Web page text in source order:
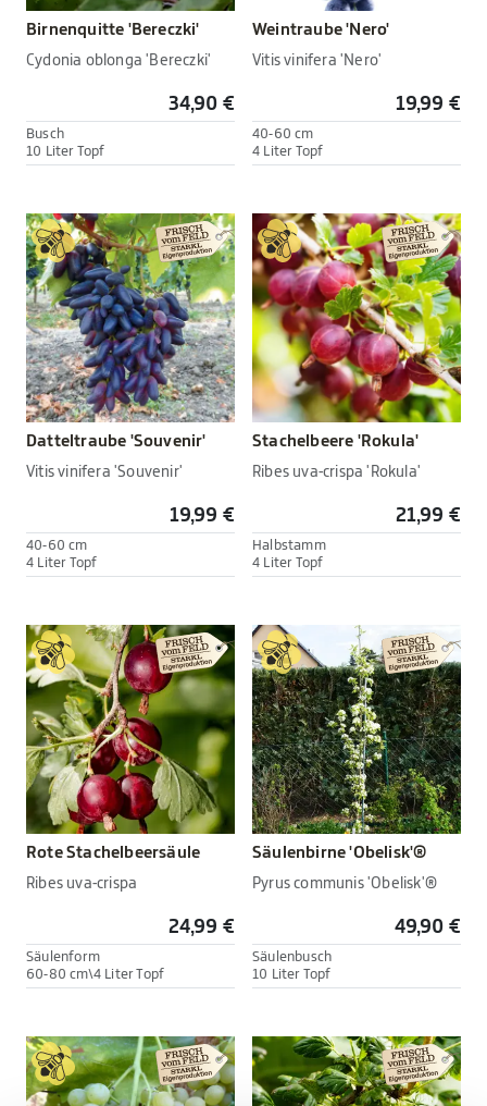
Birnenquitte 'Bereczki'
Cydonia oblonga 'Bereczki'
34,90 €
Busch
10 Liter Topf
Weintraube 'Nero'
Vitis vinifera 'Nero'
19,99 €
40-60 cm
4 Liter Topf
Datteltraube 'Souvenir'
Vitis vinifera 'Souvenir'
19,99 €
40-60 cm
4 Liter Topf
Stachelbeere 'Rokula'
Ribes uva-crispa 'Rokula'
21,99 €
Halbstamm
4 Liter Topf
Rote Stachelbeersäule
Ribes uva-crispa
24,99 €
Säulenform
60-80 cm\4 Liter Topf
Säulenbirne 'Obelisk'®
Pyrus communis 'Obelisk'®
49,90 €
Säulenbusch
10 Liter Topf